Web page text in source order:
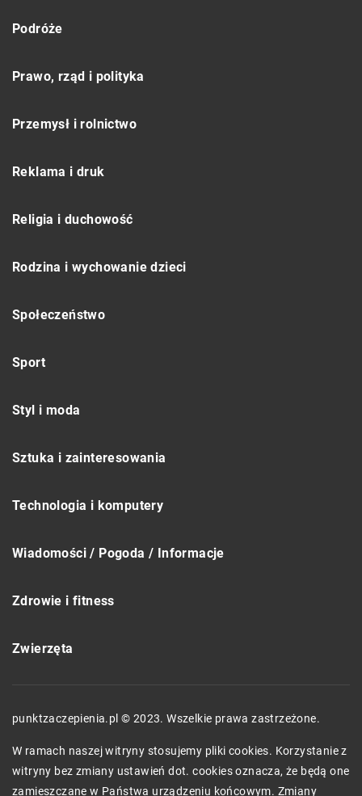
Podróże
Prawo, rząd i polityka
Przemysł i rolnictwo
Reklama i druk
Religia i duchowość
Rodzina i wychowanie dzieci
Społeczeństwo
Sport
Styl i moda
Sztuka i zainteresowania
Technologia i komputery
Wiadomości / Pogoda / Informacje
Zdrowie i fitness
Zwierzęta
punktzaczepienia.pl © 2023. Wszelkie prawa zastrzeżone.
W ramach naszej witryny stosujemy pliki cookies. Korzystanie z
witryny bez zmiany ustawień dot. cookies oznacza, że będą one
zamieszczane w Państwa urządzeniu końcowym. Zmiany